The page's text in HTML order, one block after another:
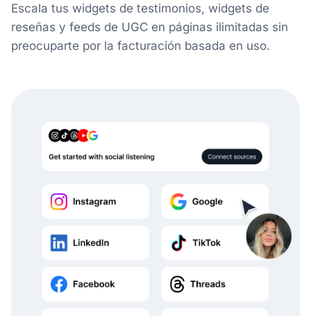
Escala tus widgets de testimonios, widgets de
reseñas y feeds de UGC en páginas ilimitadas sin
preocuparte por la facturación basada en uso.